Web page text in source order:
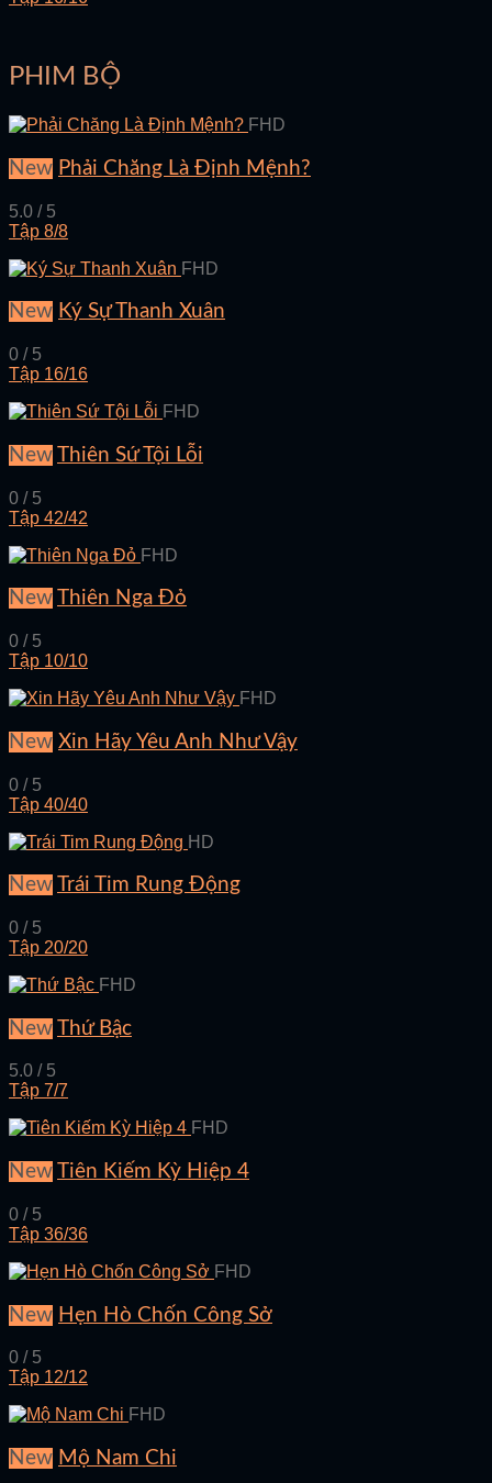
PHIM BỘ
FHD
New Phải Chăng Là Định Mệnh?
5.0 / 5
Tập 8/8
FHD
New Ký Sự Thanh Xuân
0 / 5
Tập 16/16
FHD
New Thiên Sứ Tội Lỗi
0 / 5
Tập 42/42
FHD
New Thiên Nga Đỏ
0 / 5
Tập 10/10
FHD
New Xin Hãy Yêu Anh Như Vậy
0 / 5
Tập 40/40
HD
New Trái Tim Rung Động
0 / 5
Tập 20/20
FHD
New Thứ Bậc
5.0 / 5
Tập 7/7
FHD
New Tiên Kiếm Kỳ Hiệp 4
0 / 5
Tập 36/36
FHD
New Hẹn Hò Chốn Công Sở
0 / 5
Tập 12/12
FHD
New Mộ Nam Chi